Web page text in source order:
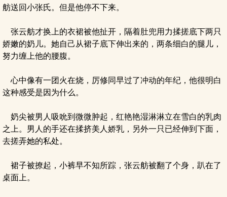
舫送回小张氏。但是他停不下来。
张云舫才换上的衣裙被他扯开，隔着肚兜用力揉搓底下两只
娇嫩的奶儿。她自己从裙子底下伸出来的，两条细白的腿儿，
努力缠上他的腰腹。
心中像有一团火在烧，厉修同早过了冲动的年纪，他很明白
这种感受是因为什么。
奶尖被男人吸吮到微微肿起，红艳艳湿淋淋立在雪白的乳肉
之上。男人的手还在揉挤美人娇乳，另外一只已经伸到下面，
去搓弄她的私处。
裙子被撩起，小裤早不知所踪，张云舫被翻了个身，趴在了
桌面上。